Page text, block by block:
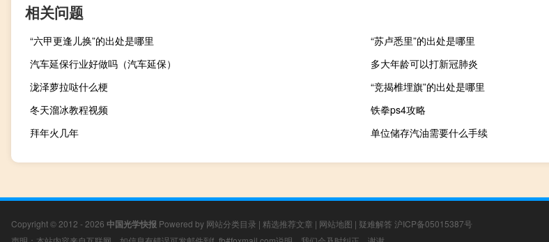
相关问题
“六甲更逢儿换”的出处是哪里
“苏卢悉里”的出处是哪里
汽车延保行业好做吗（汽车延保）
多大年龄可以打新冠肺炎
泷泽萝拉哒什么梗
“竞揭椎埋旗”的出处是哪里
冬天溜冰教程视频
铁拳ps4攻略
拜年火几年
单位储存汽油需要什么手续
Copyright © 2012 - 2026 中国光学快报 Powered by 网站分类目录 | 精选推荐文章 | 网站地图 | 疑难解答 沪ICP备05015387号